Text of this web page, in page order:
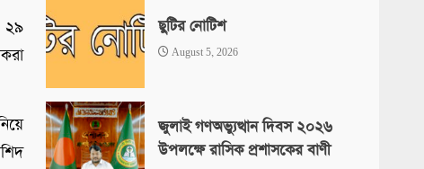
২৯
ছুটির নোটিশ
August 5, 2026
জুলাই গণঅভ্যুত্থান দিবস ২০২৬
উপলক্ষে রাসিক প্রশাসকের বাণী